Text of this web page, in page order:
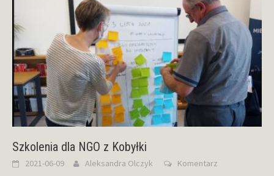
Szkolenia dla NGO z Kobyłki
2021-06-09 Aleksandra Olczyk Komentarz